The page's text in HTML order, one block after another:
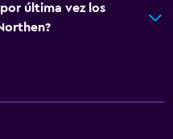
última vez los